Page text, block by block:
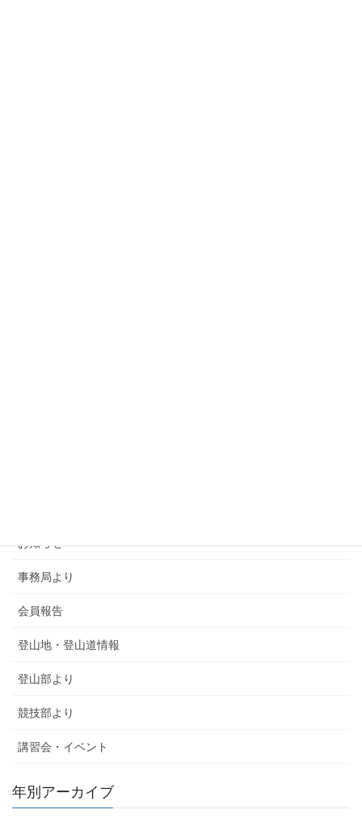
お知らせ
事務局より
会員報告
登山地・登山道情報
登山部より
競技部より
講習会・イベント
年別アーカイブ